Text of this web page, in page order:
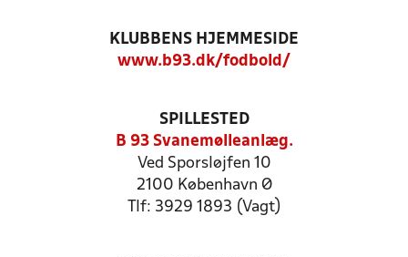
KLUBBENS HJEMMESIDE
www.b93.dk/fodbold/
SPILLESTED
B 93 Svanemølleanlæg.
Ved Sporsløjfen 10
2100 København Ø
Tlf: 3929 1893 (Vagt)